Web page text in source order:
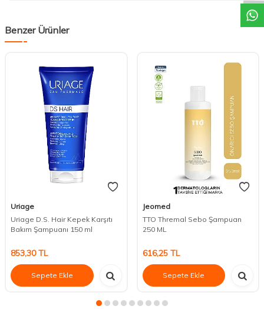
Benzer Ürünler
Uriage
Uriage D.S. Hair Kepek Karşıtı
Bakım Şampuanı 150 ml
853,30TL
Sepete Ekle
Jeomed
TTO Thremal Sebo Şampuan
250 ML
616,25TL
Sepete Ekle